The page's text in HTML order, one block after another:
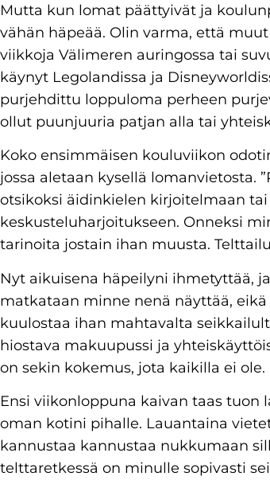
Mutta kun lomat päättyivät ja
vähän häpeää. Olin varma, että
viikkoja Välimeren auringossa tai
käynyt Legolandissa ja
purjehdittu loppuloma perheen
ollut puunjuuria patjan alla tai
Koko ensimmäisen kouluviikon
jossa aletaan kysellä lomanvietosta.
otsikoksi äidinkielen kirjoitelmaan
keskusteluharjoitukseen. Onneksi
tarinoita jostain ihan muusta.
Nyt aikuisena häpeilyni ihmetyttää,
matkataan minne nenä näyttää,
kuulostaa ihan mahtavalta
hiostava makuupussi ja
on sekin kokemus, jota kaikilla ei ole.
Ensi viikonloppuna kaivan taas
oman kotini pihalle. Lauantaina
kannustaa kannustaa nukkumaan
telttaretkessä on minulle sopivasti